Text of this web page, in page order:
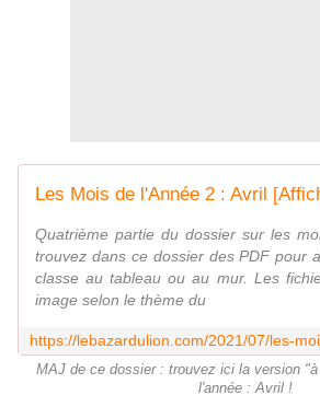
Quatrième partie du dossier sur les
trouvez dans ce dossier des PDF pour
classe au tableau ou au mur. Les
image selon le thème du
MAJ de ce dossier : trouvez ici la version
l'année : Avril !